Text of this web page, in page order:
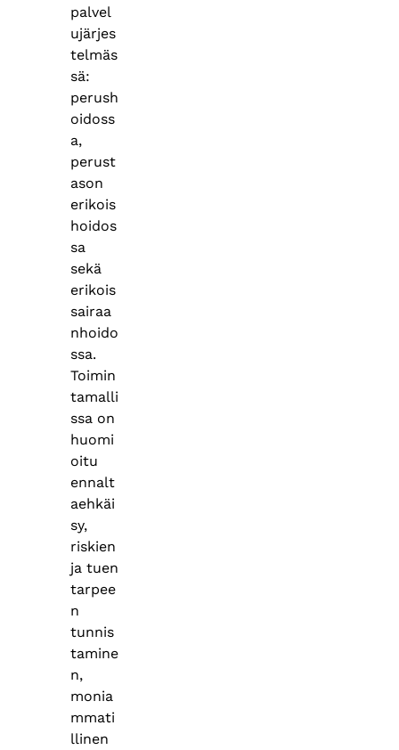
palvel
ujärjes
telmäs
sä:
perush
oidoss
a,
perust
ason
erikois
hoidos
sa
sekä
erikois
sairaa
nhoido
ssa.
Toimin
tamalli
ssa on
huomi
oitu
ennalt
aehkäi
sy,
riskien
ja tuen
tarpee
n
tunnis
tamine
n,
monia
mmati
llinen